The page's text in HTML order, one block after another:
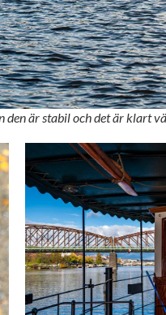
den är stabil och det är klart